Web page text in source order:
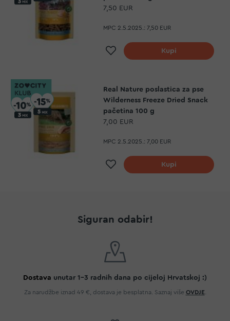
7,50 EUR
MPC 2.5.2025.: 7,50 EUR
Dodaj na listu želja
Kupi
Real Nature poslastica za pse
Wilderness Freeze Dried Snack
pačetina 100 g
7,00 EUR
MPC 2.5.2025.: 7,00 EUR
Dodaj na listu želja
Kupi
Siguran odabir!
Dostava unutar 1-3 radnih dana po cijeloj Hrvatskoj :)
Za narudžbe iznad 49 €, dostava je besplatna. Saznaj više OVDJE